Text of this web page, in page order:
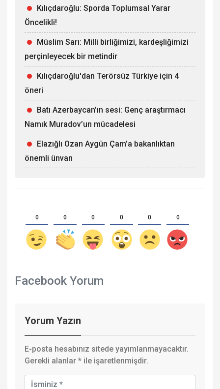
Kılıçdaroğlu: Sporda Toplumsal Yarar
Öncelikli!
Müslim Sarı: Milli birliğimizi, kardeşliğimizi
perçinleyecek bir metindir
Kılıçdaroğlu'dan Terörsüz Türkiye için 4
öneri
Batı Azerbaycan’ın sesi: Genç araştırmacı
Namık Muradov’un mücadelesi
Elazığlı Ozan Aygün Çam’a bakanlıktan
önemli ünvan
0 0 0 0 0 0
Facebook Yorum
Yorum Yazın
E-posta hesabınız sitede yayımlanmayacaktır.
Gerekli alanlar * ile işaretlenmişdir.